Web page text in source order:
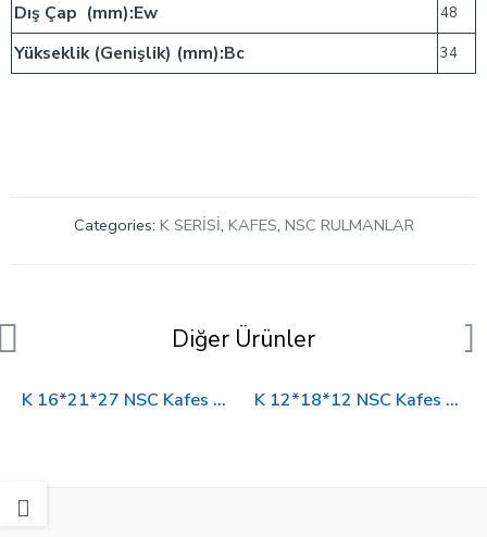
Dış Çap (mm):Ew 48
Yükseklik (Genişlik) (mm):Bc 34
Categories: K SERİSİ, KAFES, NSC RULMANLAR
Diğer Ürünler
K 16*21*27 NSC Kafes Rulman K 12*18*12 NSC Kafes Rulman